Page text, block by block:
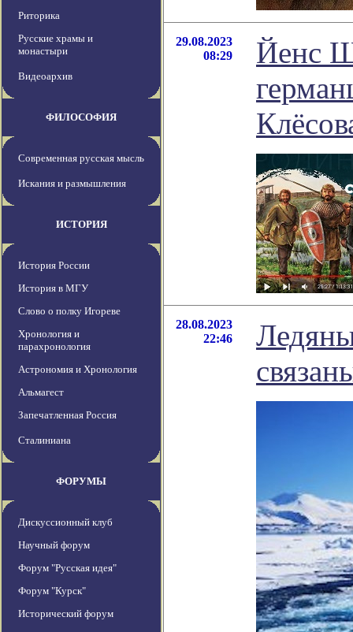
Риторика
Русские храмы и
монастыри
Видеоархив
ФИЛОСОФИЯ
Современная русская мысль
Искания и размышления
ИСТОРИЯ
История России
История в МГУ
Слово о полку Игореве
Хронология и
парахронология
Астрономия и Хронология
Альмагест
Запечатленная Россия
Сталиниана
ФОРУМЫ
Дискуссионный клуб
Научный форум
Форум "Русская идея"
Форум "Курск"
Исторический форум
29.08.2023
08:29
Йенс
28.08.2023
22:46